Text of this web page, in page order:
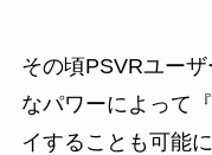
その頃PSVRユー
なパワーによって
イすることも可能